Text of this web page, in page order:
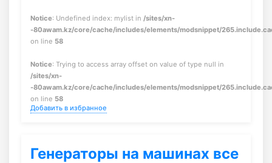
Notice: Undefined index: mylist in /sites/xn-
-80awam.kz/core/cache/includes/elements/modsnippet/
on line 58
Notice: Trying to access array offset on value of type null in
/sites/xn-
-80awam.kz/core/cache/includes/elements/modsnippet/
on line 58
Добавить в избранное
Генераторы на машинах все